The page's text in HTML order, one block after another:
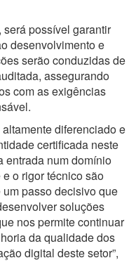
será possível garantir
desenvolvimento e
serão conduzidas de
assegurando
com as exigências
diferenciado e
certificada neste
entrada num domínio
o rigor técnico são
passo decisivo que
soluções
nos permite continuar
da qualidade dos
digital deste setor”,